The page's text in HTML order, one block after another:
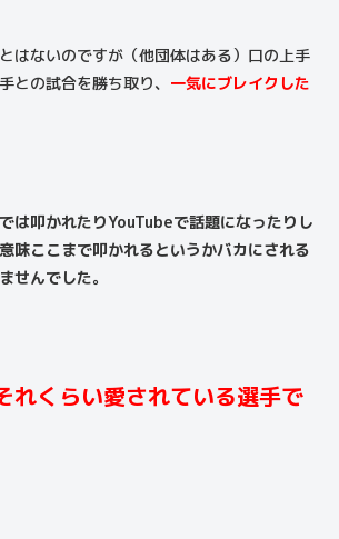
はないのですが（他団体はある）口の上手
との試合を勝ち取り、 一気にブレイクした
は叩かれたりYouTubeで話題になったりし
味ここまで叩かれるというかバカにされる
せんでした。
れくらい愛されている選手で